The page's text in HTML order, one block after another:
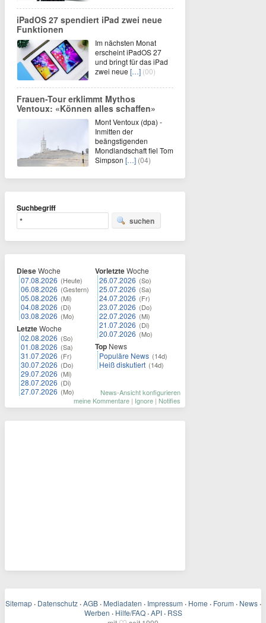
iPadOS 27 spendiert iPad zwei neue
Funktionen
Im nächsten Monat
erscheint iPadOS 27
und bringt für das iPad
zwei neue […] (00)
Frauen-Tour erklimmt Mythos
Ventoux: «Können alles schaffen»
Mont Ventoux (dpa) -
Inmitten der
beängstigenden
Mondlandschaft fiel Tom
Simpson […] (04)
Suchbegriff
suchen
DieseWoche
07.08.2026 (Heute)
06.08.2026 (Gestern)
05.08.2026 (Mi)
04.08.2026 (Di)
03.08.2026 (Mo)
LetzteWoche
02.08.2026 (So)
01.08.2026 (Sa)
31.07.2026 (Fr)
30.07.2026 (Do)
29.07.2026 (Mi)
28.07.2026 (Di)
27.07.2026 (Mo)
VorletzteWoche
26.07.2026 (So)
25.07.2026 (Sa)
24.07.2026 (Fr)
23.07.2026 (Do)
22.07.2026 (Mi)
21.07.2026 (Di)
20.07.2026 (Mo)
Top News
Populäre News (14d)
Heiß diskutiert (14d)
News-Ansicht konfigurieren
meine Kommentare | Ignore | Notifies
Sitemap · Datenschutz · AGB · Mediadaten · Impressum · Home · Forum · News ·
Werben · Hilfe/FAQ · API · RSS